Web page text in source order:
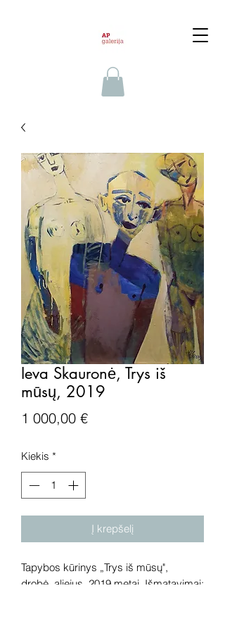
Ieva Skauronė, Trys iš
mūsų, 2019
1 000,00 €Price
Kiekis *
Į krepšelį
Tapybos kūrinys „Trys iš mūsų",
drobė, aliejus, 2019 metai. Išmatavimai: